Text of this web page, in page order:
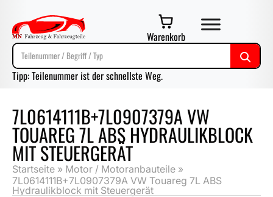
Warenkorb
Tipp: Teilenummer ist der schnellste Weg.
7L0614111B+7L0907379A VW
TOUAREG 7L ABS HYDRAULIKBLOCK
MIT STEUERGERÄT
Startseite » Motor / Motoranbauteile »
7L0614111B+7L0907379A VW Touareg 7L ABS
Hydraulikblock mit Steuergerät